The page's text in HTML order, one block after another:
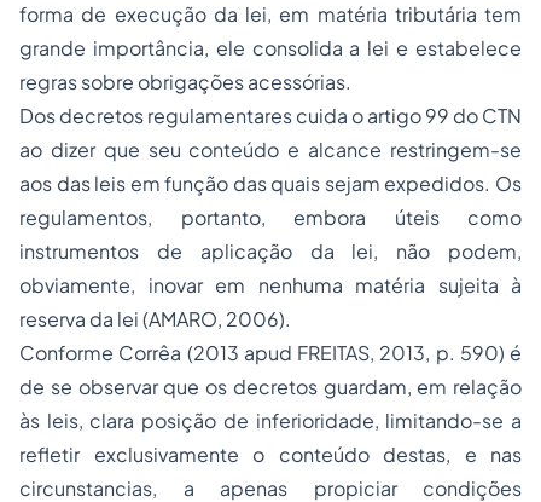
forma de execução da lei, em matéria tributária tem
grande importância, ele consolida a lei e estabelece
regras sobre obrigações acessórias.
Dos decretos regulamentares cuida o artigo 99 do CTN
ao dizer que seu conteúdo e alcance restringem-se
aos das leis em função das quais sejam expedidos. Os
regulamentos, portanto, embora úteis como
instrumentos de aplicação da lei, não podem,
obviamente, inovar em nenhuma matéria sujeita à
reserva da lei (AMARO, 2006).
Conforme Corrêa (2013 apud FREITAS, 2013, p. 590) é
de se observar que os decretos guardam, em relação
às leis, clara posição de inferioridade, limitando-se a
refletir exclusivamente o conteúdo destas, e nas
circunstancias, a apenas propiciar condições